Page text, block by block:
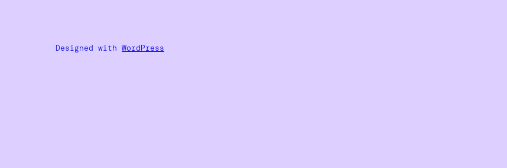
Designed with WordPress